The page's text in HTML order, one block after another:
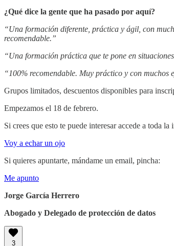
¿Qué dice la gente que ha pasado por aquí?
“Una formación diferente, práctica y ágil, con
recomendable.”
“Una formación práctica que te pone en
“100% recomendable. Muy práctico y con
Grupos limitados, descuentos disponibles para
Empezamos el 18 de febrero.
Si crees que esto te puede interesar accede a toda
Voy a echar un ojo
Si quieres apuntarte, mándame un email, pincha:
Me apunto
Jorge García Herrero
Abogado y Delegado de protección de datos
3